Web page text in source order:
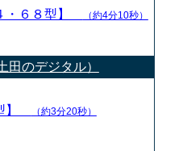
・６８型】 （約4分10秒）
田のデジタル）
】 （約3分20秒）